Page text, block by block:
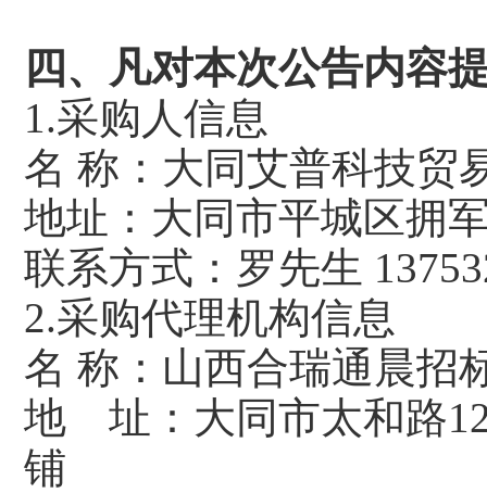
四、凡对本次公告内容
1.采购人信息
名 称：大同艾普
地址：大同市
联系方式：罗先
2.采购代理机构信息
名 称：山西
地 址：大同市太和路